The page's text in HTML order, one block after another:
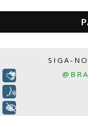
SIGA-